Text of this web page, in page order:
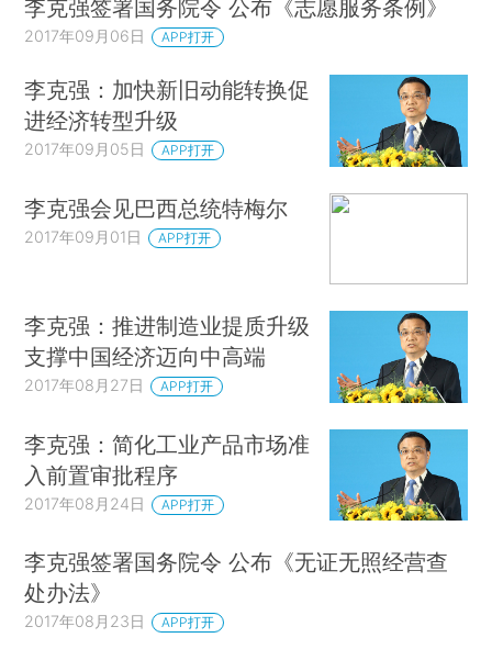
李克强签署国务院令 公布《志愿服务条例》
2017年09月06日 APP打开
李克强：加快新旧动能转换促
进经济转型升级
2017年09月05日 APP打开
李克强会见巴西总统特梅尔
2017年09月01日 APP打开
李克强：推进制造业提质升级
支撑中国经济迈向中高端
2017年08月27日 APP打开
李克强：简化工业产品市场准
入前置审批程序
2017年08月24日 APP打开
李克强签署国务院令 公布《无证无照经营查
处办法》
2017年08月23日 APP打开